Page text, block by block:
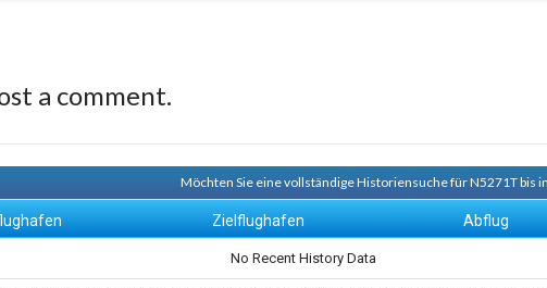
a comment.
Möchten Sie eine vollständige Historiensuche für N5271T bis
Zielflughafen Abflug
No Recent History Data